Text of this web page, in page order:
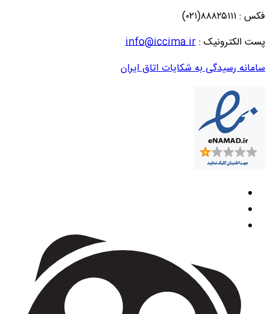
فکس : ۸۸۸۲۵۱۱۱(۰۲۱)
پست الکترونیک :info@iccima.ir
سامانه رسیدگی به شکایات اتاق ایران